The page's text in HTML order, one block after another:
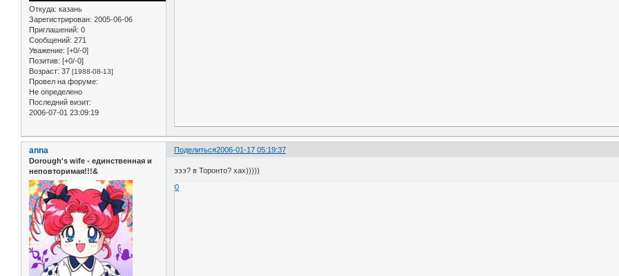
Откуда: казань
Зарегистрирован: 2005-06-06
Приглашений: 0
Сообщений: 271
Уважение: [+0/-0]
Позитив: [+0/-0]
Возраст: 37 [1988-08-13]
Провел на форуме:
Не определено
Последний визит:
2006-07-01 23:09:19
Поделиться2006-01-17 05:19:37
anna
Dorough's wife - единственная и
неповторимая!!!&
эээ? в Торонто? хах)))))
0